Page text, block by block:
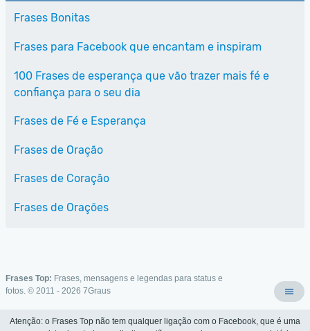
Frases Bonitas
Frases para Facebook que encantam e inspiram
100 Frases de esperança que vão trazer mais fé e
confiança para o seu dia
Frases de Fé e Esperança
Frases de Oração
Frases de Coração
Frases de Orações
Frases Top: Frases, mensagens e legendas para status e
fotos. © 2011 - 2026 7Graus
Atenção: o Frases Top não tem qualquer ligação com o Facebook, que é uma